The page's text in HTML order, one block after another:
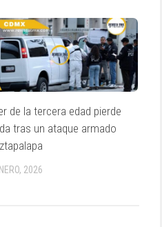
de la tercera edad pierde
tras un ataque armado
2026